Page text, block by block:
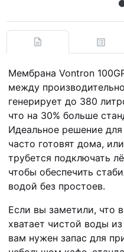
Мембрана Vontron
между
генерирует до 380
что на 30% больше
Идеальное решение
часто готовят дома,
трубется подключать
чтобы обеспечить
водой без простоев.
Если вы заметили, что
хватает чистой воды
вам нужен запас для